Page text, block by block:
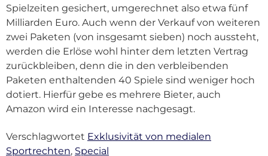
Spielzeiten gesichert, umgerechnet also etwa fünf
Milliarden Euro. Auch wenn der Verkauf von weiteren
zwei Paketen (von insgesamt sieben) noch aussteht,
werden die Erlöse wohl hinter dem letzten Vertrag
zurückbleiben, denn die in den verbleibenden
Paketen enthaltenden 40 Spiele sind weniger hoch
dotiert. Hierfür gebe es mehrere Bieter, auch
Amazon wird ein Interesse nachgesagt.
Verschlagwortet Exklusivität von medialen
Sportrechten, Special